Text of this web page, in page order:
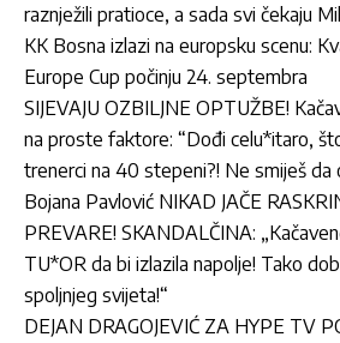
raznježili pratioce, a sada svi čekaju
KK Bosna izlazi na europsku scenu:
Europe Cup počinju 24. septembra
SIJEVAJU OZBILJNE OPTUŽBE!
na proste faktore: “Dođi celu*itaro,
trenerci na 40 stepeni?! Ne smiješ da
Bojana Pavlović NIKAD JAČE
PREVARE! SKANDALČINA:
TU*OR da bi izlazila napolje! Tako
spoljnjeg svijeta!“
DEJAN DRAGOJEVIĆ ZA HYPE TV